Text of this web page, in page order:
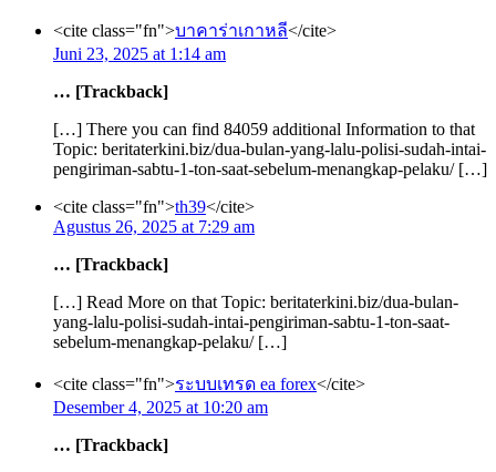
<cite class="fn">บาคาร่าเกาหลี</cite>
Juni 23, 2025 at 1:14 am
… [Trackback]
[…] There you can find 84059 additional Information to that
Topic: beritaterkini.biz/dua-bulan-yang-lalu-polisi-sudah-intai-
pengiriman-sabtu-1-ton-saat-sebelum-menangkap-pelaku/ […]
<cite class="fn">th39</cite>
Agustus 26, 2025 at 7:29 am
… [Trackback]
[…] Read More on that Topic: beritaterkini.biz/dua-bulan-
yang-lalu-polisi-sudah-intai-pengiriman-sabtu-1-ton-saat-
sebelum-menangkap-pelaku/ […]
<cite class="fn">ระบบเทรด ea forex</cite>
Desember 4, 2025 at 10:20 am
… [Trackback]